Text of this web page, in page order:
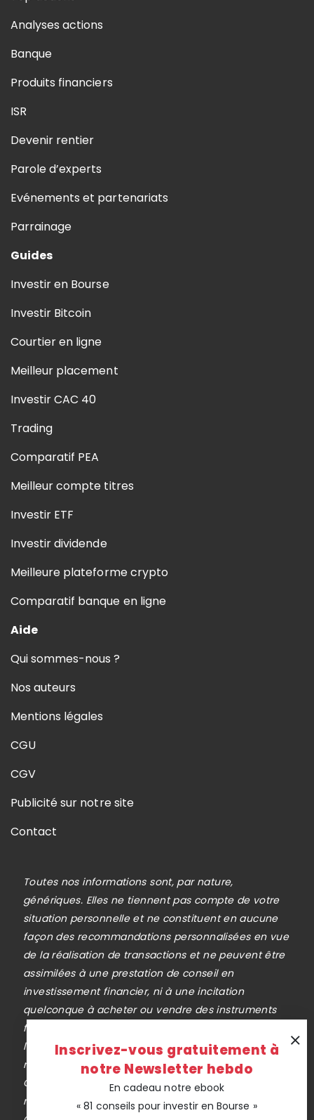
Inscrivez-vous gratuitement à
notre Newsletter hebdo
En cadeau notre ebook
« 81 conseils pour investir en Bourse »
Analyses actions
Banque
Produits financiers
ISR
Devenir rentier
Parole d’experts
Evénements et partenariats
Parrainage
Guides
Investir en Bourse
Investir Bitcoin
Courtier en ligne
Meilleur placement
Investir CAC 40
Trading
Comparatif PEA
Meilleur compte titres
Investir ETF
Investir dividende
Meilleure plateforme crypto
Comparatif banque en ligne
Aide
Qui sommes-nous ?
Nos auteurs
Mentions légales
CGU
CGV
Publicité sur notre site
Contact
Toutes nos informations sont, par nature,
génériques. Elles ne tiennent pas compte de votre
situation personnelle et ne constituent en aucune
façon des recommandations personnalisées en vue
de la réalisation de transactions et ne peuvent être
assimilées à une prestation de conseil en
investissement financier, ni à une incitation
quelconque à acheter ou vendre des instruments
financiers. Le lecteur est seul responsable de
l’utilisation de l’information fournie, sans qu’aucun
recours contre la société éditrice de
Cafedelabourse.com ne soit possible. La
responsabilité de la société éditrice de